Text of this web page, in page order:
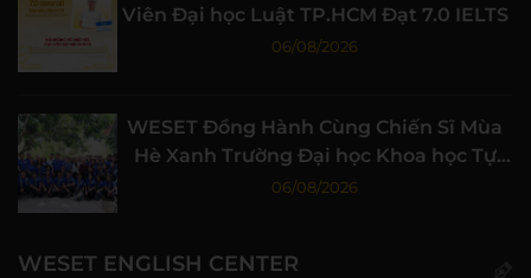
Viên Đại học Luật TP.HCM Đạt 7.0 IELTS
06/08/2026
WESET Đồng Hành Cùng Chiến Sĩ Mùa
Hè Xanh Trường Đại học Khoa học Tự
nhiên, ĐHQG-HCM
06/08/2026
WESET ENGLISH CENTER